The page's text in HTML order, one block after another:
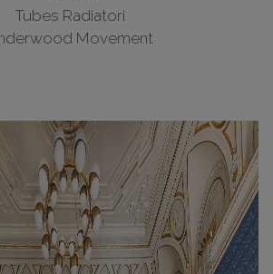
Tubes Radiatori
Movement